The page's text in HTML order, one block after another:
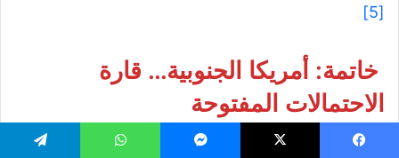
[5]
خاتمة: أمريكا الجنوبية… قارة
الاحتمالات المفتوحة
أمريكا الجنوبية ليست قارة فاشلة ولا مكتملة النجاح، بل